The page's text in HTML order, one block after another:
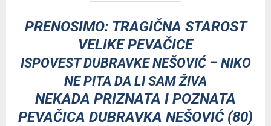
PRENOSIMO: TRAGIČNA STAROST
VELIKE PEVAČICE
ISPOVEST DUBRAVKE NEŠOVIĆ – NIKO
NE PITA DA LI SAM ŽIVA
NEKADA PRIZNATA I POZNATA
PEVAČICA DUBRAVKA NEŠOVIĆ (80)